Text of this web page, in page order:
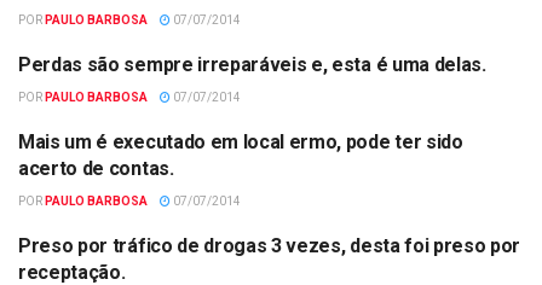
POR PAULO BARBOSA 07/07/2014
POLÍCIA
Perdas são sempre irreparáveis e, esta é uma delas.
POR PAULO BARBOSA 07/07/2014
POLÍCIA
Mais um é executado em local ermo, pode ter sido
acerto de contas.
POR PAULO BARBOSA 07/07/2014
POLÍCIA
Preso por tráfico de drogas 3 vezes, desta foi preso por
receptação.